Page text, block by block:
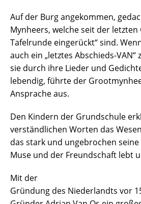
Auf der Burg angekommen,
Mynheers, welche seit der letzten
Tafelrunde eingerückt“ sind.
auch ein „letztes Abschieds-
sie durch ihre Lieder und
lebendig, führte der
Ansprache aus.
Den Kindern der Grundschule
verständlichen Worten das
das stark und ungebrochen
Muse und der Freundschaft lebt
Mit der
Gründung des Niederlandts vor